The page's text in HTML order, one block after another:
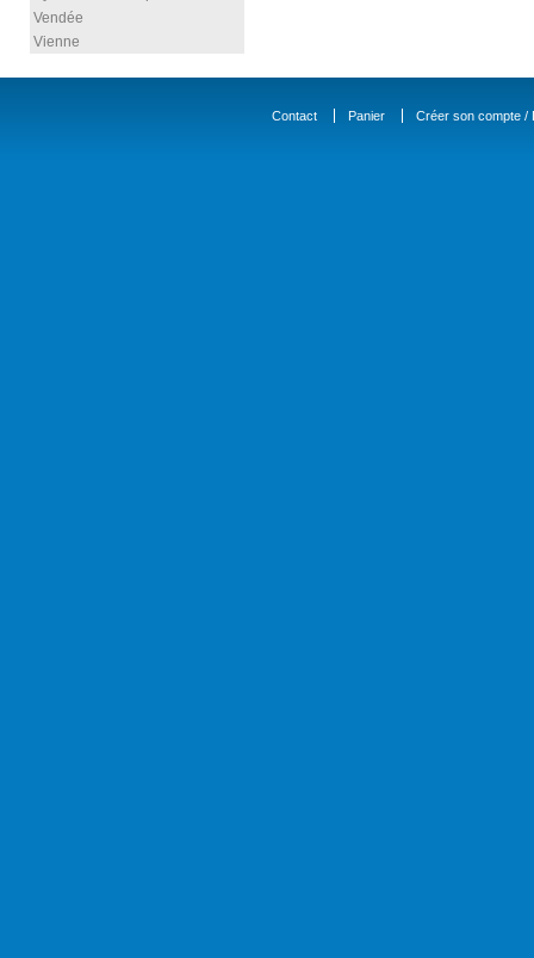
Vendée
Vienne
Contact Panier Créer son compte /